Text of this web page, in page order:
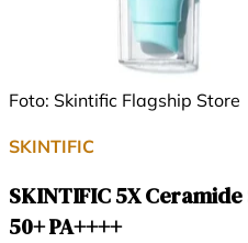
Foto: Skintific Flagship Store
SKINTIFIC
SKINTIFIC 5X
50+ PA++++